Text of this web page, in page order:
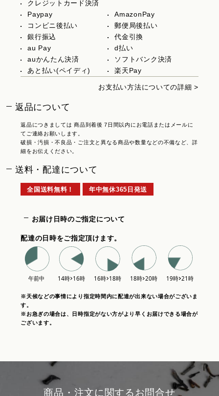
クレジットカード決済
Paypay
AmazonPay
コンビニ後払い
郵便局後払い
銀行振込
代金引換
au Pay
d払い
auかんたん決済
ソフトバンク決済
あと払い(ペイディ)
楽天Pay
お支払い方法についての詳細 >
返品について
返品につきましては 商品到着後 7日間以内にお電話またはメールに
てご連絡お願いします。
破損・汚損・不良品・ご注文と異なる商品や数量などの不備など、詳
細をお伝えください。
送料・配達について
全国送料無料！ 年中無休365日発送
お届け日時のご指定について
配達の日時をご指定頂けます。
※天候などの事情により指定時間内に配達が出来ない場合がございま
す。
※お急ぎの場合は、日時指定がない方がより早くお届けできる場合が
ございます。
商品・注文に関するお問合せ